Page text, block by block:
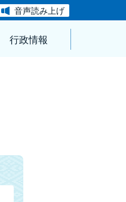
音声読み上げ
行政情報